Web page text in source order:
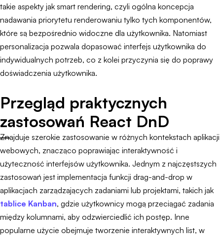
takie aspekty jak smart rendering, czyli ogólna koncepcja
nadawania priorytetu renderowaniu tylko tych komponentów,
które są bezpośrednio widoczne dla użytkownika. Natomiast
personalizacja pozwala dopasować interfejs użytkownika do
indywidualnych potrzeb, co z kolei przyczynia się do poprawy
doświadczenia użytkownika.
Przegląd praktycznych
zastosowań React DnD
Znajduje szerokie zastosowanie w różnych kontekstach aplikacji
webowych, znacząco poprawiając interaktywność i
użyteczność interfejsów użytkownika. Jednym z najczęstszych
zastosowań jest implementacja funkcji drag-and-drop w
aplikacjach zarządzających zadaniami lub projektami, takich jak
tablice Kanban, gdzie użytkownicy mogą przeciągać zadania
między kolumnami, aby odzwierciedlić ich postęp. Inne
popularne użycie obejmuje tworzenie interaktywnych list, w